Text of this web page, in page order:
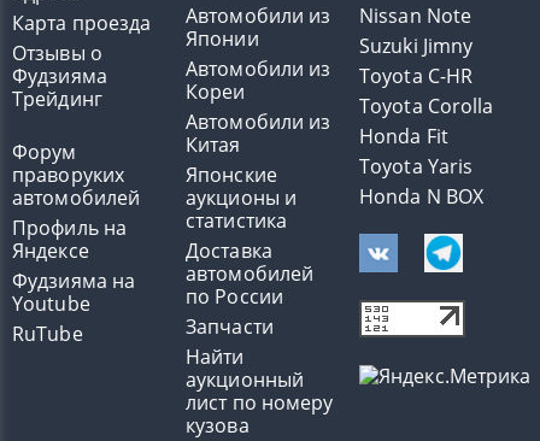
Карта проезда
Отзывы о
Фудзияма
Трейдинг
Форум
праворуких
автомобилей
Профиль на
Яндексе
Фудзияма на
Youtube
RuTube
Автомобили из
Японии
Автомобили из
Кореи
Автомобили из
Китая
Японские
аукционы и
статистика
Доставка
автомобилей
по России
Запчасти
Найти
аукционный
лист по номеру
кузова
Nissan Note
Suzuki Jimny
Toyota C-HR
Toyota Corolla
Honda Fit
Toyota Yaris
Honda N BOX